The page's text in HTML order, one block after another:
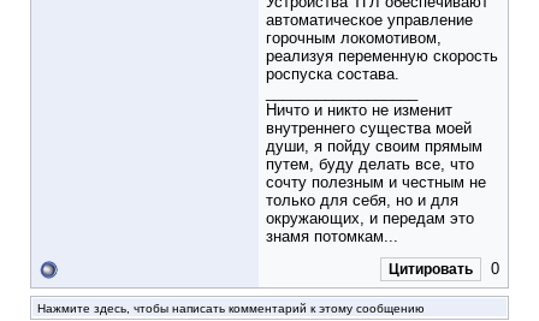
автоматическое управление
горочным локомотивом,
реализуя переменную скорость
роспуска состава.
Ничто и никто не изменит
внутреннего существа моей
души, я пойду своим прямым
путем, буду делать все, что
сочту полезным и честным не
только для себя, но и для
окружающих, и передам это
знамя потомкам...
Цитировать 0
Нажмите здесь, чтобы написать комментарий к этому сообщению